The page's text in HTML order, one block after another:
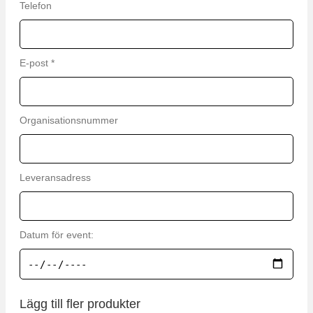
Telefon
E-post *
Organisationsnummer
Leveransadress
Datum för event:
Lägg till fler produkter